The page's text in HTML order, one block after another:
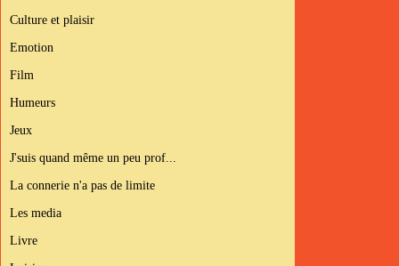
Culture et plaisir
Emotion
Film
Humeurs
Jeux
J'suis quand même un peu prof...
La connerie n'a pas de limite
Les media
Livre